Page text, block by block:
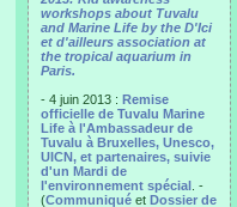
workshops about Tuvalu
and Marine Life by the D'Ici
et d'ailleurs association at
the tropical aquarium in
Paris.
- 4 juin 2013 : Remise
officielle de Tuvalu Marine
Life à l'Ambassadeur de
Tuvalu à Bruxelles, Unesco,
UICN, et partenaires, suivie
d'un Mardi de
l'environnement spécial . -
(Communiqué et Dossier de